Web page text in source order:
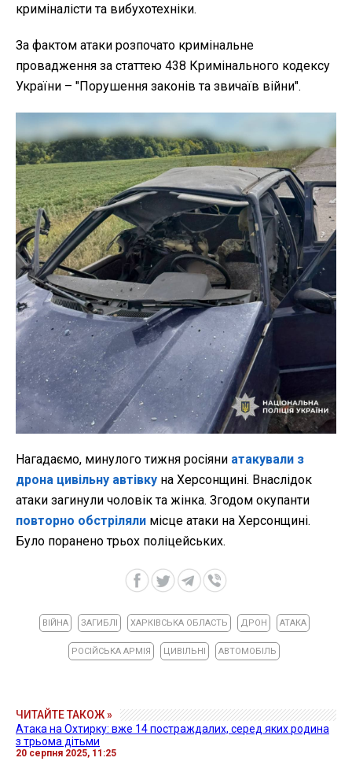
криміналісти та вибухотехніки.
За фактом атаки розпочато кримінальне
провадження за статтею 438 Кримінального кодексу
України – "Порушення законів та звичаїв війни".
Нагадаємо, минулого тижня росіяни атакували з
дрона цивільну автівку на Херсонщині. Внаслідок
атаки загинули чоловік та жінка. Згодом окупанти
повторно обстріляли місце атаки на Херсонщині.
Було поранено трьох поліцейських.
ВІЙНА ЗАГИБЛІ ХАРКІВСЬКА ОБЛАСТЬ ДРОН АТАКА
РОСІЙСЬКА АРМІЯ ЦИВІЛЬНІ АВТОМОБІЛЬ
ЧИТАЙТЕ ТАКОЖ »
Атака на Охтирку: вже 14 постраждалих, серед яких родина
з трьома дітьми
20 серпня 2025, 11:25